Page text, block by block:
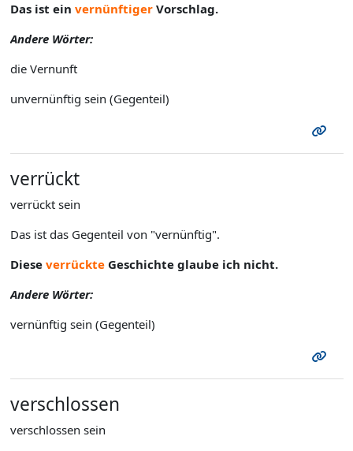
Das ist ein vernünftigerVorschlag.
Andere Wörter:
die Vernunft
unvernünftig sein (Gegenteil)
verrückt
verrückt sein
Das ist das Gegenteil von "vernünftig".
Diese verrückteGeschichte glaube ich nicht.
Andere Wörter:
vernünftig sein (Gegenteil)
verschlossen
verschlossen sein